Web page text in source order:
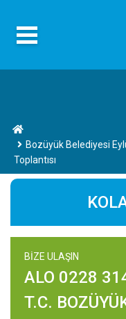
Bozüyük Belediyesi
Toplantısı
BİZE ULAŞIN
ALO 0228
T.C.